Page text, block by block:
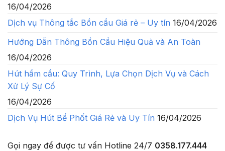
16/04/2026
Dịch vụ Thông tắc Bồn cầu Giá rẻ – Uy tín 16/04/2026
Hướng Dẫn Thông Bồn Cầu Hiệu Quả và An Toàn
16/04/2026
Hút hầm cầu: Quy Trình, Lựa Chọn Dịch Vụ và Cách
Xử Lý Sự Cố
16/04/2026
Dịch Vụ Hút Bể Phốt Giá Rẻ và Uy Tín 16/04/2026
Gọi ngay để được tư vấn Hotline 24/7 0358.177.444